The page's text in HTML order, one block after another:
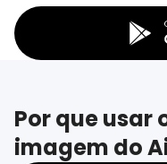
Por que usar
imagem do